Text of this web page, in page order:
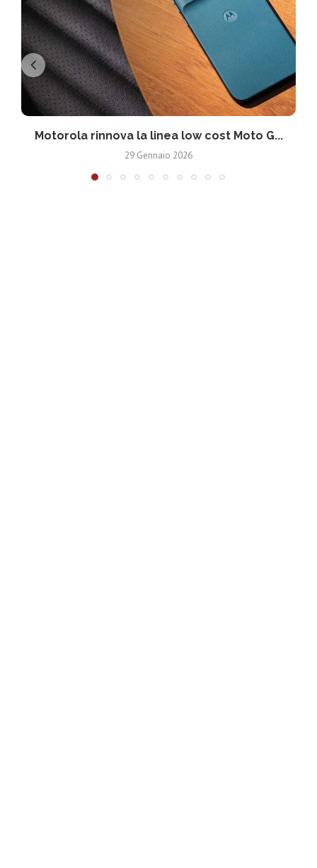
Motorola rinnova la linea low cost Moto G...
29 Gennaio 2026